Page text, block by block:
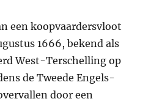
een koopvaardersvloot
1666, bekend als
West-Terschelling op
de Tweede Engels-
door een